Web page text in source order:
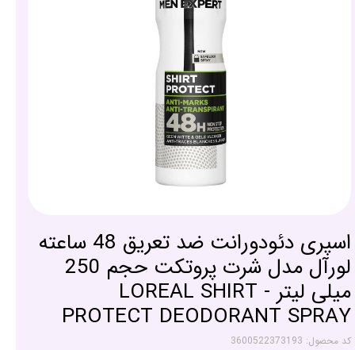
اسپری دئودورانت ضد تعریق 48 ساعته
لورآل مدل شرت پروتکت حجم 250
میلی لیتر - LOREAL SHIRT
PROTECT DEODORANT SPRAY
کد محصول: 3600522373193